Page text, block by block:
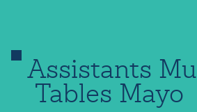
Assistants
Tables Mayo